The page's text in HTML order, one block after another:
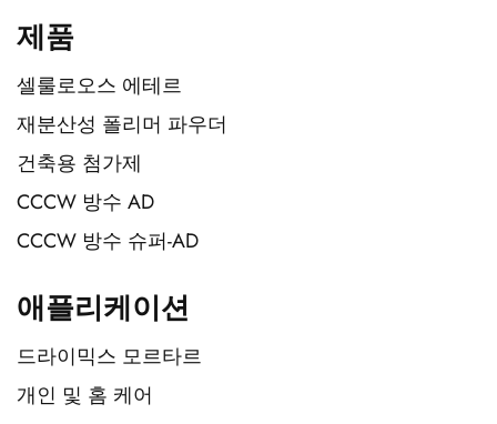
제품
셀룰로오스 에테르
재분산성 폴리머 파우더
건축용 첨가제
CCCW 방수 AD
CCCW 방수 슈퍼-AD
애플리케이션
드라이믹스 모르타르
개인 및 홈 케어